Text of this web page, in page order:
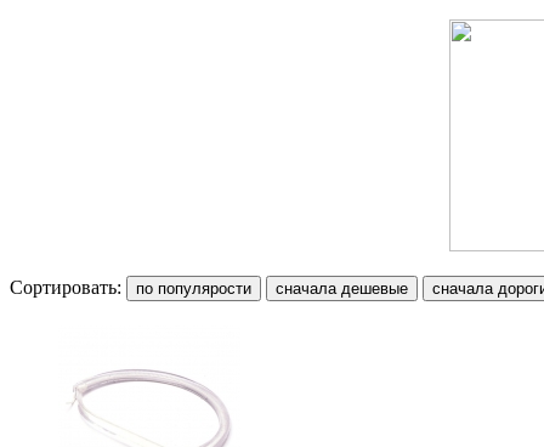
Сортировать: